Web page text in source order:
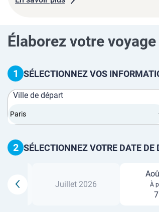
Élaborez votre voyage
1 SÉLECTIONNEZ VOS
Ville de départ
2 SÉLECTIONNEZ VOTRE DATE DE
Juillet 2026 À